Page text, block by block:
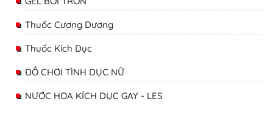
Thuốc Cương Dương
Thuốc Kích Dục
ĐỒ CHƠI TÌNH DỤC NỮ
NƯỚC HOA KÍCH DỤC GAY - LES